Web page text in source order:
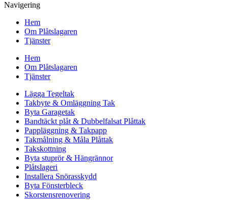
Navigering
Hem
Om Plåtslagaren
Tjänster
Hem
Om Plåtslagaren
Tjänster
Lägga Tegeltak
Takbyte & Omläggning Tak
Byta Garagetak
Bandtäckt plåt & Dubbelfalsat Plåttak
Pappläggning & Takpapp
Takmålning & Måla Plåttak
Takskottning
Byta stuprör & Hängrännor
Plåtslageri
Installera Snörasskydd
Byta Fönsterbleck
Skorstensrenovering